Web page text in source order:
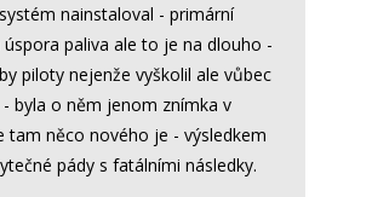
nainstaloval - primární
paliva ale to je na dlouho -
piloty nejenže vyškolil ale vůbec
byla o něm jenom znímka v
tam něco nového je - výsledkem
pády s fatálními následky.